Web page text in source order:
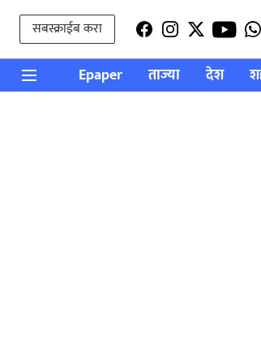
सबस्क्राईब करा
Epaper ताज्या देश